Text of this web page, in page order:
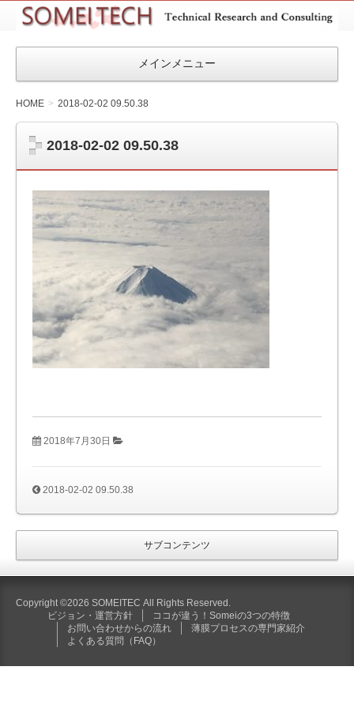
SOMEITEC
メインメニュー
HOME 2018-02-02 09.50.38
2018-02-02 09.50.38
2018年7月30日
2018-02-02 09.50.38
サブコンテンツ
Copyright ©2026 SOMEITEC All Rights Reserved.
ビジョン・運営方針
ココが違う！Someiの3つの特徴
お問い合わせからの流れ
薄膜プロセスの専門家紹介
よくある質問（FAQ）